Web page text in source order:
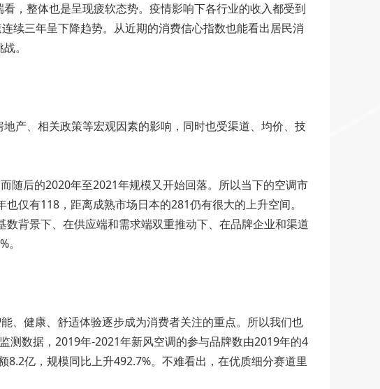
，整体也是呈现疲软态势。疫情影响下各行业的收入都受到
续三年呈下降趋势。从近期的消费信心指数也能看出居民消
。
产、相关政策等宏观因素的影响，同时也受渠道、均价、技
随后的2020年至2021年规模又开始回落。所以当下的空调市
仅有118，距离成熟市场日本的281仍有很大的上升空间。
背景下、在供应端和需求端双重推动下、在品牌企业和渠道
、健康、舒适体验逐步成为消费者关注的重点。所以我们也
测数据，2019年-2021年新风空调的参与品牌数由2019年的4
亿，规模同比上升492.7%。不难看出，在优质细分赛道里